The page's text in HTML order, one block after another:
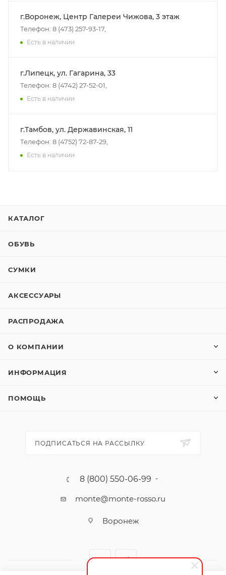
г.Воронеж, Центр Галереи Чижова, 3 этаж
Телефон: 8 (473) 257-93-17,
Есть в наличии
г.Липецк, ул. Гагарина, 33
Телефон: 8 (4742) 27-52-01,
Есть в наличии
г.Тамбов, ул. Державинская, 11
Телефон: 8 (4752) 72-87-29,
Есть в наличии
КАТАЛОГ
ОБУВЬ
СУМКИ
АКСЕССУАРЫ
РАСПРОДАЖА
О КОМПАНИИ
ИНФОРМАЦИЯ
ПОМОЩЬ
ПОДПИСАТЬСЯ НА РАССЫЛКУ
8 (800) 550-06-99
monte@monte-rosso.ru
Воронеж